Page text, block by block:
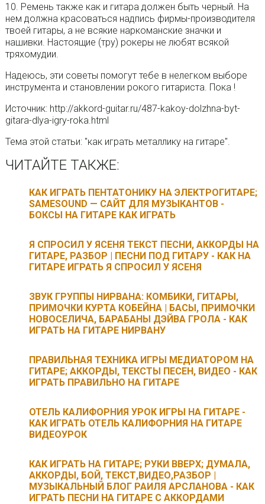
10. Ремень также как и гитара должен быть черный. На
нем должна красоваться надпись фирмы-производителя
твоей гитары, а не всякие наркоманские значки и
нашивки. Настоящие (тру) рокеры не любят всякой
тряхомудии.
Надеюсь, эти советы помогут тебе в нелегком выборе
инструмента и становлении рокого гитариста. Пока !
Источник: http://akkord-guitar.ru/487-kakoy-dolzhna-byt-
gitara-dlya-igry-roka.html
Тема этой статьи: "как играть металлику на гитаре".
ЧИТАЙТЕ ТАКЖЕ:
КАК ИГРАТЬ ПЕНТАТОНИКУ НА ЭЛЕКТРОГИТАРЕ;
SAMESOUND — САЙТ ДЛЯ МУЗЫКАНТОВ -
БОКСЫ НА ГИТАРЕ КАК ИГРАТЬ
Я СПРОСИЛ У ЯСЕНЯ ТЕКСТ ПЕСНИ, АККОРДЫ НА
ГИТАРЕ, РАЗБОР | ПЕСНИ ПОД ГИТАРУ - КАК НА
ГИТАРЕ ИГРАТЬ Я СПРОСИЛ У ЯСЕНЯ
ЗВУК ГРУППЫ НИРВАНА: КОМБИКИ, ГИТАРЫ,
ПРИМОЧКИ КУРТА КОБЕЙНА | БАСЫ, ПРИМОЧКИ
НОВОСЕЛИЧА, БАРАБАНЫ ДЭЙВА ГРОЛА - КАК
ИГРАТЬ НА ГИТАРЕ НИРВАНУ
ПРАВИЛЬНАЯ ТЕХНИКА ИГРЫ МЕДИАТОРОМ НА
ГИТАРЕ; АККОРДЫ, ТЕКСТЫ ПЕСЕН, ВИДЕО - КАК
ИГРАТЬ ПРАВИЛЬНО НА ГИТАРЕ
ОТЕЛЬ КАЛИФОРНИЯ УРОК ИГРЫ НА ГИТАРЕ -
КАК ИГРАТЬ ОТЕЛЬ КАЛИФОРНИЯ НА ГИТАРЕ
ВИДЕОУРОК
КАК ИГРАТЬ НА ГИТАРЕ; РУКИ ВВЕРХ; ДУМАЛА,
АККОРДЫ, БОЙ, ТЕКСТ,ВИДЕО,РАЗБОР |
МУЗЫКАЛЬНЫЙ БЛОГ РАИЛЯ АРСЛАНОВА - КАК
ИГРАТЬ ПЕСНИ НА ГИТАРЕ С АККОРДАМИ